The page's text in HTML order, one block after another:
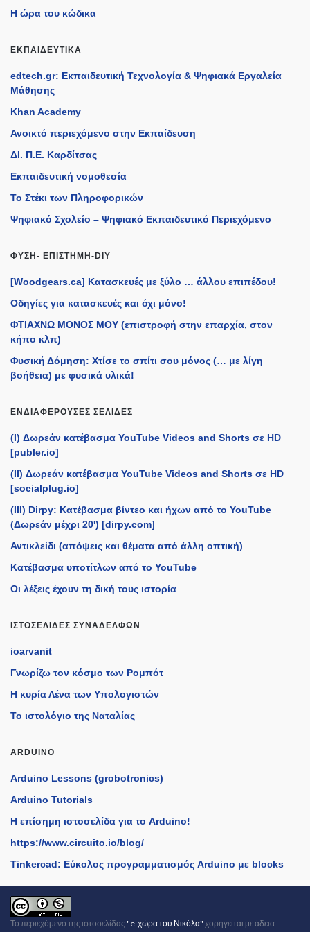
Η ώρα του κώδικα
ΕΚΠΑΙΔΕΥΤΙΚΆ
edtech.gr: Εκπαιδευτική Τεχνολογία & Ψηφιακά Εργαλεία
Μάθησης
Khan Academy
Ανοικτό περιεχόμενο στην Εκπαίδευση
ΔΙ. Π.Ε. Καρδίτσας
Εκπαιδευτική νομοθεσία
Το Στέκι των Πληροφορικών
Ψηφιακό Σχολείο – Ψηφιακό Εκπαιδευτικό Περιεχόμενο
ΦΎΣΗ- ΕΠΙΣΤΉΜΗ-DIY
[Woodgears.ca] Κατασκευές με ξύλο … άλλου επιπέδου!
Οδηγίες για κατασκευές και όχι μόνο!
ΦΤΙΑΧΝΩ ΜΟΝΟΣ ΜΟΥ (επιστροφή στην επαρχία, στον
κήπο κλπ)
Φυσική Δόμηση: Χτίσε το σπίτι σου μόνος (… με λίγη
βοήθεια) με φυσικά υλικά!
ΕΝΔΙΑΦΈΡΟΥΣΕΣ ΣΕΛΊΔΕΣ
(I) Δωρεάν κατέβασμα YouTube Videos and Shorts σε HD
[publer.io]
(II) Δωρεάν κατέβασμα YouTube Videos and Shorts σε HD
[socialplug.io]
(III) Dirpy: Κατέβασμα βίντεο και ήχων από το YouTube
(Δωρεάν μέχρι 20') [dirpy.com]
Αντικλείδι (απόψεις και θέματα από άλλη οπτική)
Κατέβασμα υποτίτλων από το YouTube
Οι λέξεις έχουν τη δική τους ιστορία
ΙΣΤΟΣΕΛΊΔΕΣ ΣΥΝΑΔΈΛΦΩΝ
ioarvanit
Γνωρίζω τον κόσμο των Ρομπότ
Η κυρία Λένα των Υπολογιστών
Το ιστολόγιο της Ναταλίας
ARDUINO
Arduino Lessons (grobotronics)
Arduino Tutorials
H επίσημη ιστοσελίδα για το Arduino!
https://www.circuito.io/blog/
Tinkercad: Εύκολος προγραμματισμός Arduino με blocks
Το περιεχόμενο της ιστοσελίδας "e-χώρα του Νικόλα" χορηγείται με άδεια